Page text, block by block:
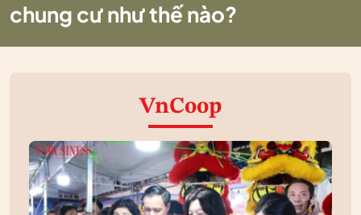
chung cư như thế nào?
VnCoop